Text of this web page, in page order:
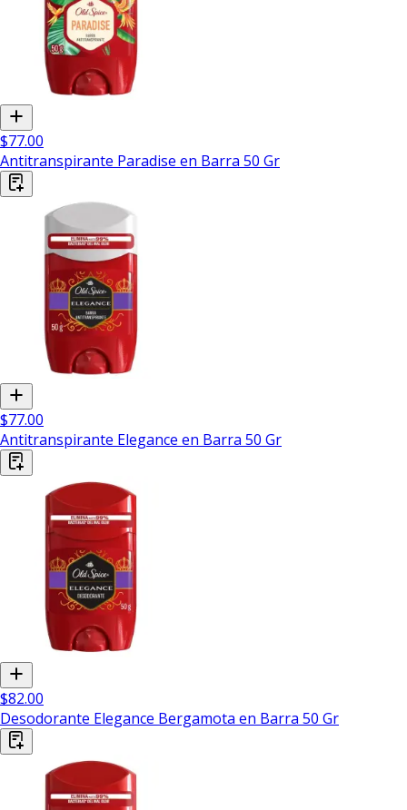
$77.00
Antitranspirante Paradise en Barra 50 Gr
$77.00
Antitranspirante Elegance en Barra 50 Gr
$82.00
Desodorante Elegance Bergamota en Barra 50 Gr